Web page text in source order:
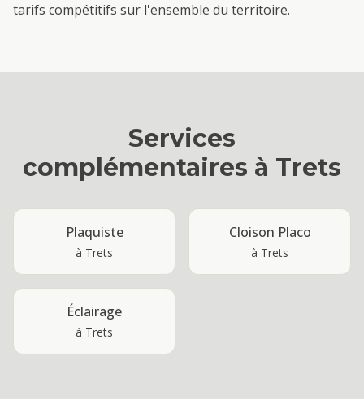
tarifs compétitifs sur l'ensemble du territoire.
Services
complémentaires à Trets
Plaquiste
à Trets
Cloison Placo
à Trets
Éclairage
à Trets